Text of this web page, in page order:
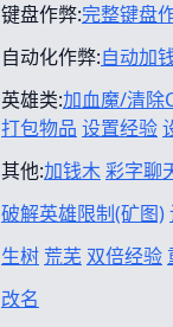
键盘作弊:完整键盘
自动化作弊:自动加
英雄类:加血魔/清除
打包物品 设置经验
其他:加钱木彩字聊
破解英雄限制(矿图)
生树 荒芜 双倍经验
改名